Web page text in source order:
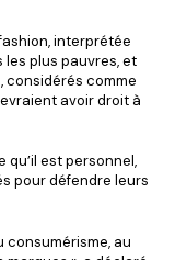
interprétée
plus pauvres, et
considérés comme
avoir droit à
est personnel,
pour défendre leurs
consumérisme, au